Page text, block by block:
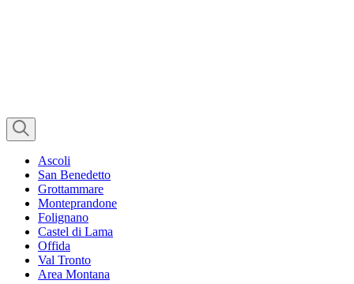
Ascoli
San Benedetto
Grottammare
Monteprandone
Folignano
Castel di Lama
Offida
Val Tronto
Area Montana